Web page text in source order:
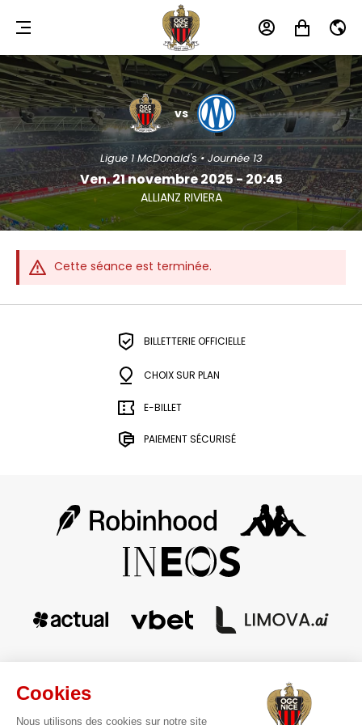
MENU MON MON FR
OGC
NICE
vs
OLYMPIQUE
DE
MARSEILLE
Ligue 1 McDonald's • Journée 13
Ven. 21 novembre 2025 - 20:45
ALLIANZ RIVIERA
Cette séance est terminée.
BILLETTERIE OFFICIELLE
CHOIX SUR PLAN
E-BILLET
PAIEMENT SÉCURISÉ